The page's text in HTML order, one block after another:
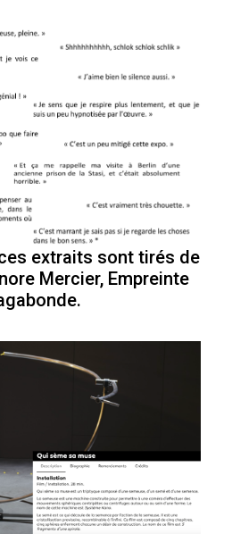
extraits sont tirés de
Mercier, Empreinte